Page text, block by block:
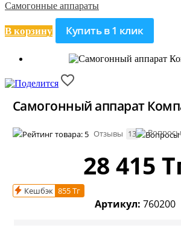
Самогонные аппараты
В корзину Купить в 1 клик
Самогонный аппарат
Отзывы 13
28 415
Кешбэк 855 Тг
Артикул: 760200